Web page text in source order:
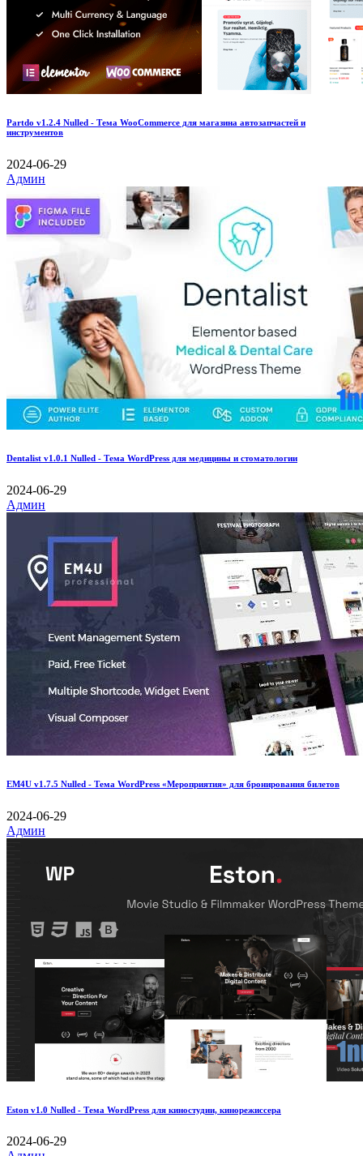
Partdo v1.2.4 Nulled - Тема WooCommerce для магазина автозапчастей и
инструментов
2024-06-29
Админ
Dentalist v1.0.1 Nulled - Тема WordPress для медицины и стоматологии
2024-06-29
Админ
EM4U v1.7.5 Nulled - Тема WordPress «Мероприятия» для бронирования билетов
2024-06-29
Админ
Eston v1.0 Nulled - Тема WordPress для киностудии, кинорежиссера
2024-06-29